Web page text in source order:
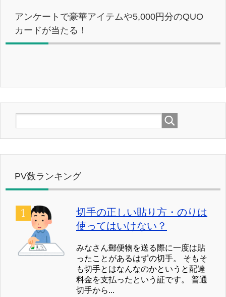
アンケートで豪華アイテムや5,000円分のQUO
カードが当たる！
PV数ランキング
切手の正しい貼り方・のりは
使ってはいけない？
みなさん郵便物を送る際に一度は貼
ったことがあるはずの切手。 そもそ
も切手とはなんなのかというと配達
料金を支払ったという証です。 普通
切手から...